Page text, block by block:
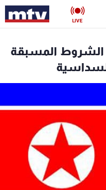
LIVE
الشروط المسبقة
رياضة